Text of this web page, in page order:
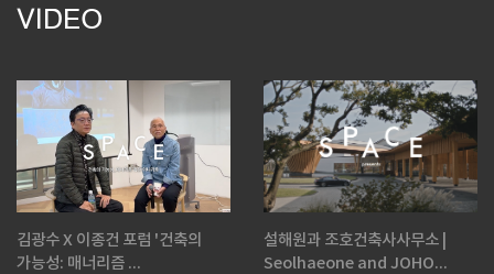
VIDEO
김광수 X 이종건 포럼 '건축의
가능성: 매너리즘 ...
설해원과 조호건축사사무소 |
Seolhaeone and JOHO...